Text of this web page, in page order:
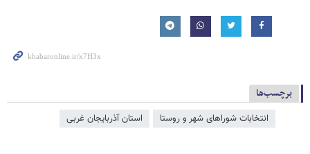
برچسب‌ها
انتخابات شوراهای شهر و روستا استان آذربایجان غربی